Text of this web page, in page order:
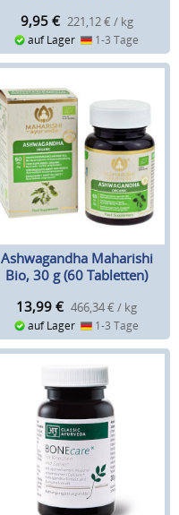
9,95 € 221,12 € / kg
auf Lager 1-3 Tage
Ashwagandha Maharishi
Bio, 30 g (60 Tabletten)
13,99 € 466,34 € / kg
auf Lager 1-3 Tage